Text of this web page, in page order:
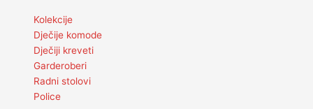
Kolekcije
Dječije komode
Dječiji kreveti
Garderoberi
Radni stolovi
Police